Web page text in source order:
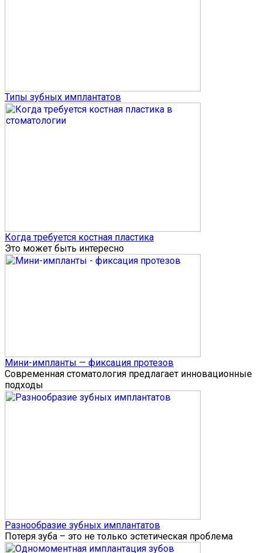
Типы зубных имплантатов
Когда требуется костная пластика
Это может быть интересно
Мини-импланты — фиксация протезов
Современная стоматология предлагает инновационные
подходы
Разнообразие зубных имплантатов
Потеря зуба – это не только эстетическая проблема